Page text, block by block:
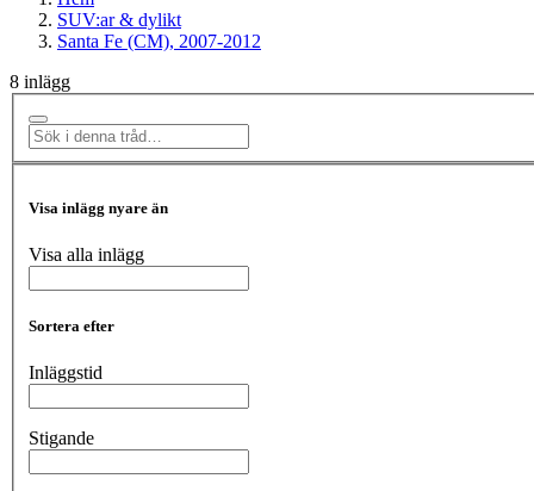
SUV:ar & dylikt
Santa Fe (CM), 2007-2012
8 inlägg
Visa inlägg nyare än
Visa alla inlägg
Sortera efter
Inläggstid
Stigande